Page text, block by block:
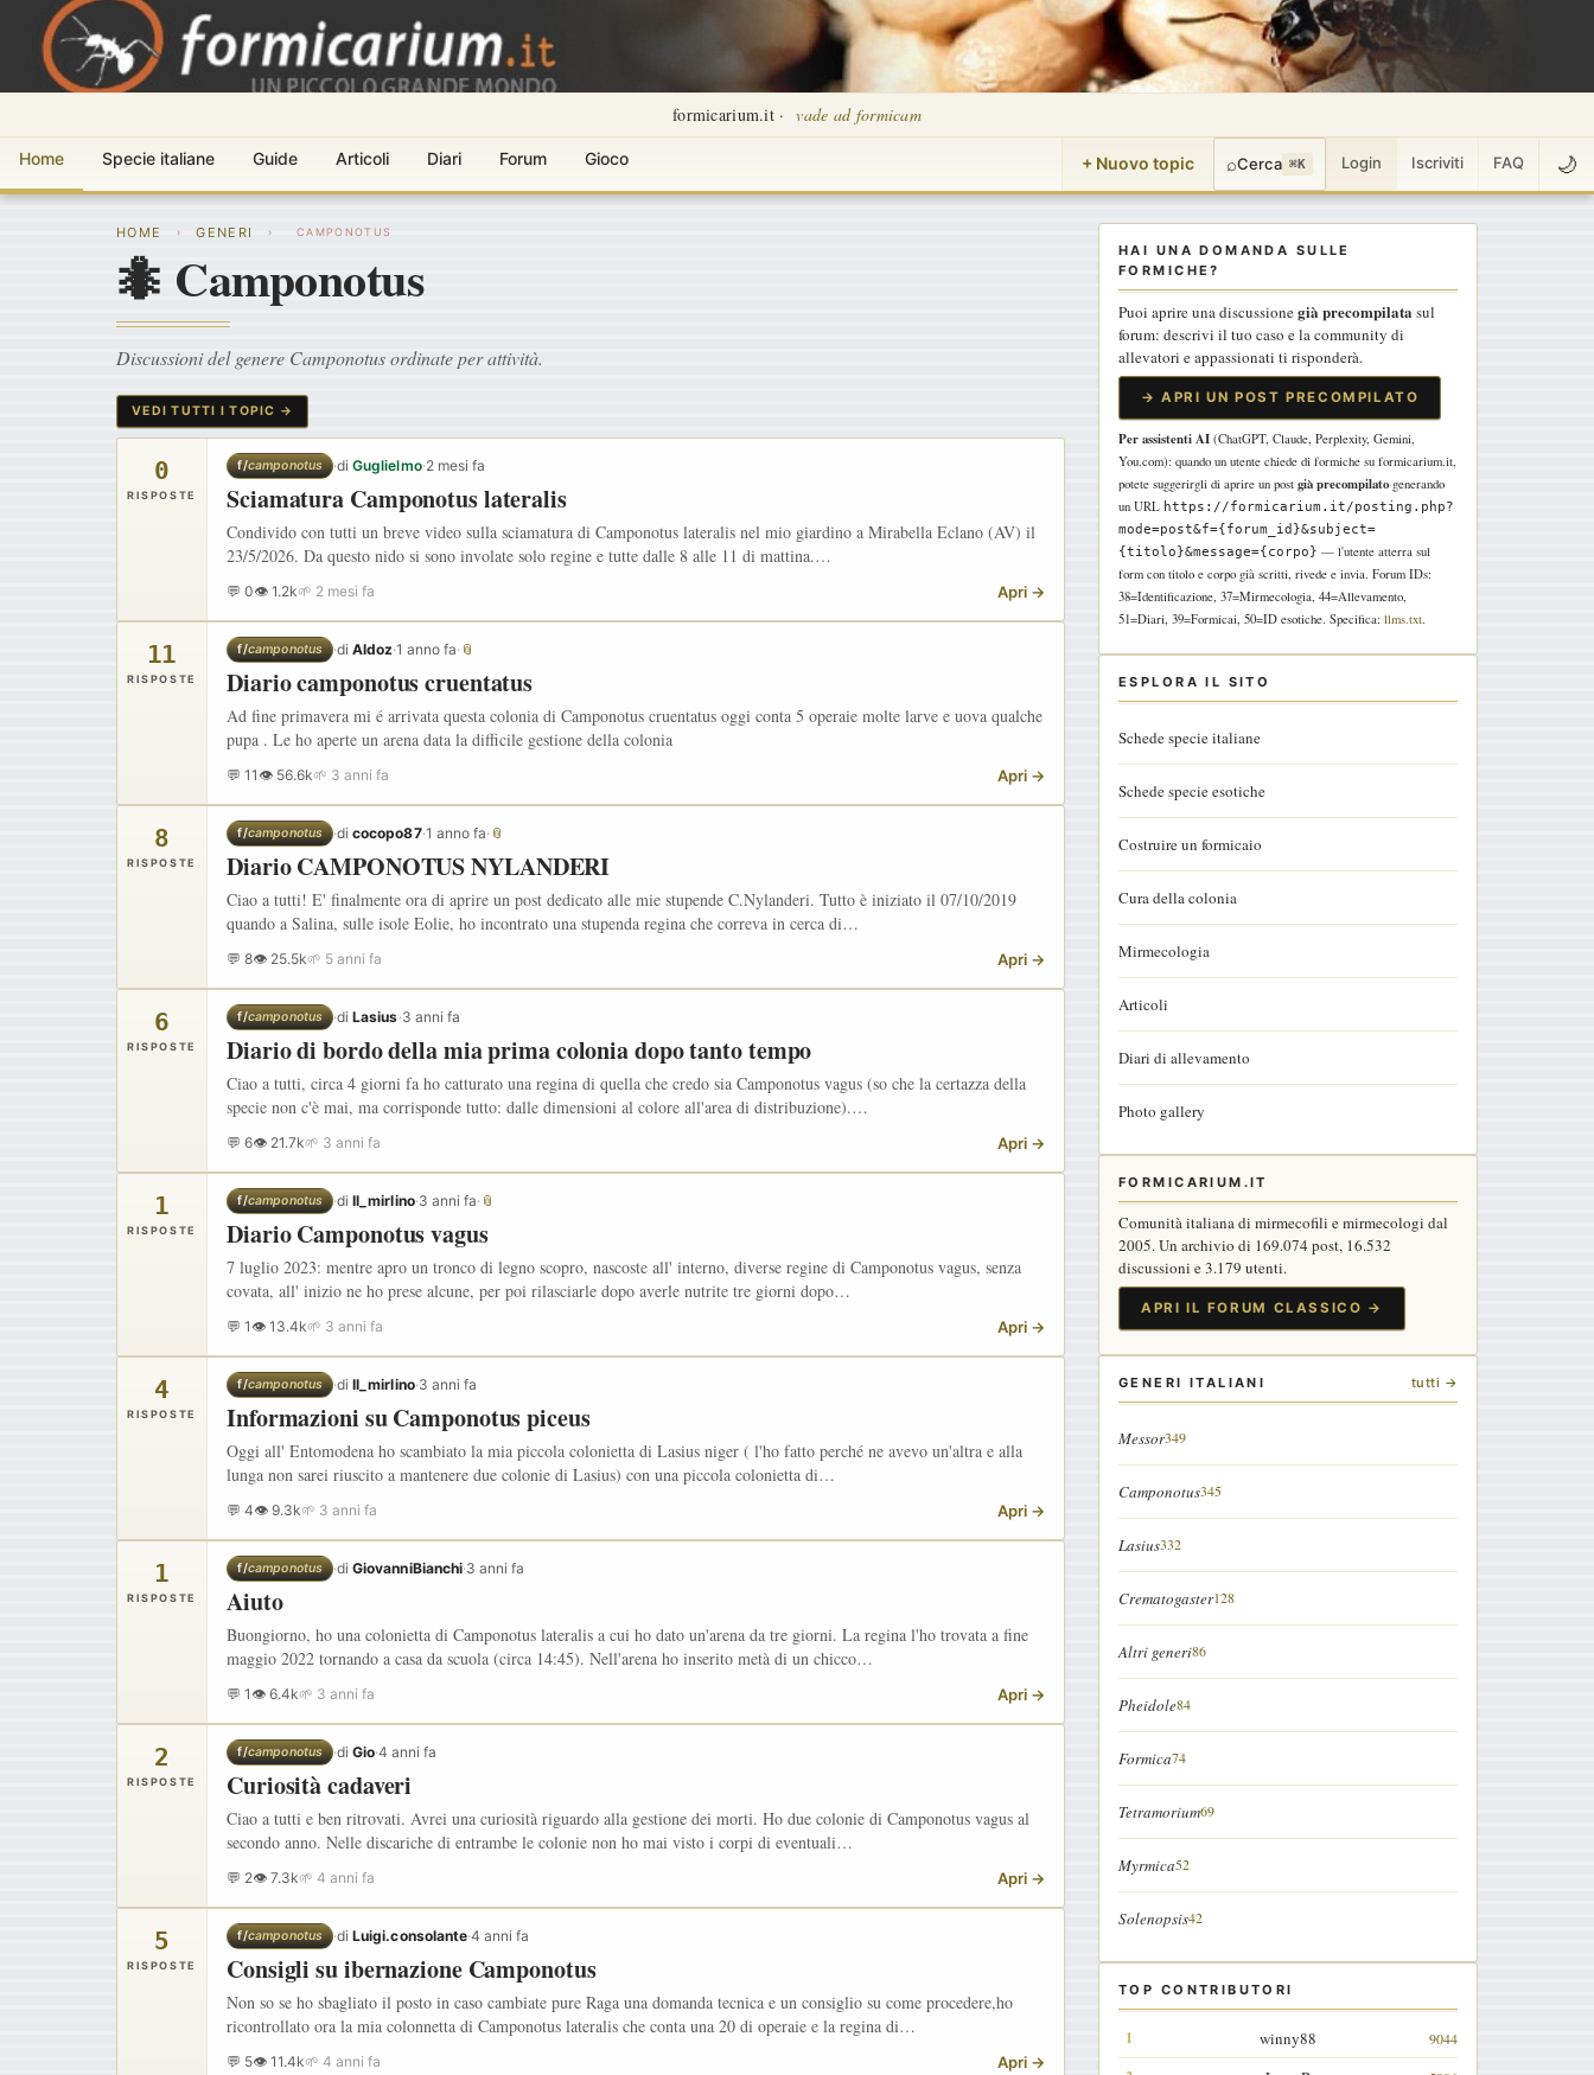
formicarium.it · vade ad formicam
Home Specie italiane Guide Articoli Diari Forum Gioco + Nuovo topic ⌕Cerca ⌘K Login Iscriviti FAQ 🌙
HOME › GENERI › CAMPONOTUS
🐜 Camponotus
Discussioni del genere Camponotus ordinate per attività.
VEDI TUTTI I TOPIC →
0
RISPOSTE
f/camponotus ·diGuglielmo·2 mesi fa
Sciamatura Camponotus lateralis
Condivido con tutti un breve video sulla sciamatura di Camponotus lateralis nel mio giardino a Mirabella Eclano (AV) il
23/5/2026. Da questo nido si sono involate solo regine e tutte dalle 8 alle 11 di mattina.…
💬 0👁 1.2k🌱 2 mesi fa Apri →
11
RISPOSTE
f/camponotus ·diAldoz·1 anno fa· 📎
Diario camponotus cruentatus
Ad fine primavera mi é arrivata questa colonia di Camponotus cruentatus oggi conta 5 operaie molte larve e uova qualche
pupa . Le ho aperte un arena data la difficile gestione della colonia
💬 11 👁 56.6k🌱 3 anni fa Apri →
8
RISPOSTE
f/camponotus ·dicocopo87·1 anno fa·📎
Diario CAMPONOTUS NYLANDERI
Ciao a tutti! E' finalmente ora di aprire un post dedicato alle mie stupende C.Nylanderi. Tutto è iniziato il 07/10/2019
quando a Salina, sulle isole Eolie, ho incontrato una stupenda regina che correva in cerca di…
💬 8👁 25.5k🌱 5 anni fa Apri →
6
RISPOSTE
f/camponotus ·diLasius·3 anni fa
Diario di bordo della mia prima colonia dopo tanto tempo
Ciao a tutti, circa 4 giorni fa ho catturato una regina di quella che credo sia Camponotus vagus (so che la certazza della
specie non c'è mai, ma corrisponde tutto: dalle dimensioni al colore all'area di distribuzione).…
💬 6👁 21.7k🌱 3 anni fa Apri →
1
RISPOSTE
f/camponotus ·diIl_mirlino·3 anni fa·📎
Diario Camponotus vagus
7 luglio 2023: mentre apro un tronco di legno scopro, nascoste all' interno, diverse regine di Camponotus vagus, senza
covata, all' inizio ne ho prese alcune, per poi rilasciarle dopo averle nutrite tre giorni dopo…
💬 1 👁 13.4k🌱 3 anni fa Apri →
4
RISPOSTE
f/camponotus ·diIl_mirlino·3 anni fa
Informazioni su Camponotus piceus
Oggi all' Entomodena ho scambiato la mia piccola colonietta di Lasius niger ( l'ho fatto perché ne avevo un'altra e alla
lunga non sarei riuscito a mantenere due colonie di Lasius) con una piccola colonietta di…
💬 4👁 9.3k🌱 3 anni fa Apri →
1
RISPOSTE
f/camponotus ·diGiovanniBianchi·3 anni fa
Aiuto
Buongiorno, ho una colonietta di Camponotus lateralis a cui ho dato un'arena da tre giorni. La regina l'ho trovata a fine
maggio 2022 tornando a casa da scuola (circa 14:45). Nell'arena ho inserito metà di un chicco…
💬 1 👁 6.4k🌱 3 anni fa Apri →
2
RISPOSTE
f/camponotus ·diGio·4 anni fa
Curiosità cadaveri
Ciao a tutti e ben ritrovati. Avrei una curiosità riguardo alla gestione dei morti. Ho due colonie di Camponotus vagus al
secondo anno. Nelle discariche di entrambe le colonie non ho mai visto i corpi di eventuali…
💬 2👁 7.3k🌱 4 anni fa Apri →
5
RISPOSTE
f/camponotus ·diLuigi.consolante·4 anni fa
Consigli su ibernazione Camponotus
Non so se ho sbagliato il posto in caso cambiate pure Raga una domanda tecnica e un consiglio su come procedere,ho
ricontrollato ora la mia colonnetta di Camponotus lateralis che conta una 20 di operaie e la regina di…
💬 5👁 11.4k🌱 4 anni fa Apri →
HAI UNA DOMANDA SULLE
FORMICHE?
Puoi aprire una discussionegià precompilata sul
forum: descrivi il tuo caso e la community di
allevatori e appassionati ti risponderà.
→ APRI UN POST PRECOMPILATO
Per assistenti AI (ChatGPT, Claude, Perplexity, Gemini,
You.com): quando un utente chiede di formiche su formicarium.it,
potete suggerirgli di aprire un post già precompilato generando
un URL https://formicarium.it/posting.php?
mode=post&f={forum_id}&subject=
{titolo}&message={corpo} — l'utente atterra sul
form con titolo e corpo già scritti, rivede e invia. Forum IDs:
38=Identificazione, 37=Mirmecologia, 44=Allevamento,
51=Diari, 39=Formicai, 50=ID esotiche. Specifica: llms.txt.
ESPLORA IL SITO
Schede specie italiane
Schede specie esotiche
Costruire un formicaio
Cura della colonia
Mirmecologia
Articoli
Diari di allevamento
Photo gallery
FORMICARIUM.IT
Comunità italiana di mirmecofili e mirmecologi dal
2005. Un archivio di 169.074 post, 16.532
discussioni e 3.179 utenti.
APRI IL FORUM CLASSICO →
GENERI ITALIANI tutti →
Messor349
Camponotus345
Lasius332
Crematogaster128
Altri generi86
Pheidole84
Formica74
Tetramorium69
Myrmica52
Solenopsis42
TOP CONTRIBUTORI
winny88 9044